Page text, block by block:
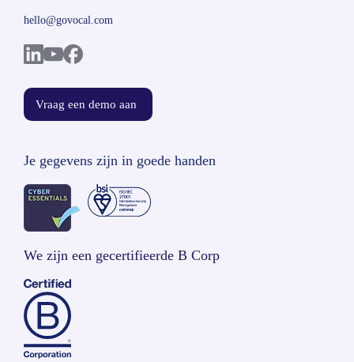
hello@govocal.com
Vraag een demo aan
Je gegevens zijn in goede handen
We zijn een gecertifieerde B Corp